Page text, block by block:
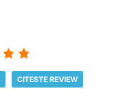
CITESTE REVIEW